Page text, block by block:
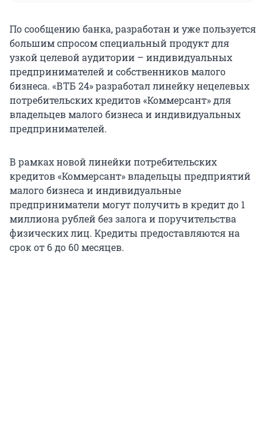
По сообщению банка, разработан и уже пользуется
большим спросом специальный продукт для
узкой целевой аудитории – индивидуальных
предпринимателей и собственников малого
бизнеса. «ВТБ 24» разработал линейку нецелевых
потребительских кредитов «Коммерсант» для
владельцев малого бизнеса и индивидуальных
предпринимателей.
В рамках новой линейки потребительских
кредитов «Коммерсант» владельцы предприятий
малого бизнеса и индивидуальные
предприниматели могут получить в кредит до 1
миллиона рублей без залога и поручительства
физических лиц. Кредиты предоставляются на
срок от 6 до 60 месяцев.